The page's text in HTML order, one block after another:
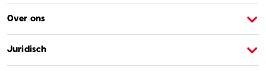
Over ons
Juridisch